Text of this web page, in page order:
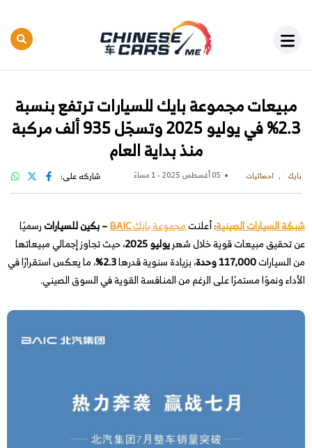
مبيعات مجموعة بايك للسيارات ترتفع بنسبة
2.3% في يوليو 2025 وتسجّل 935 ألف مركبة
منذ بداية العام
بايك احصائيات 05 أغسطس 2025 - 1 مساءً شاركه على:
شبكة السيارات الصينية: أعلنتمجموعة بايكBAIC– بكين للسياراترسميًا
عن تحقيق مبيعات قوية خلال شهريوليو 2025
، حيث تجاوز إجمالي مبيعاتها
من السيارات117,000 وحدة ، بزيادة سنوية قدرها2.3% ، ما يعكس استقرارًا في
الأداء ونموًا مستمرًا على الرغم من المنافسة القوية في السوق الصيني.